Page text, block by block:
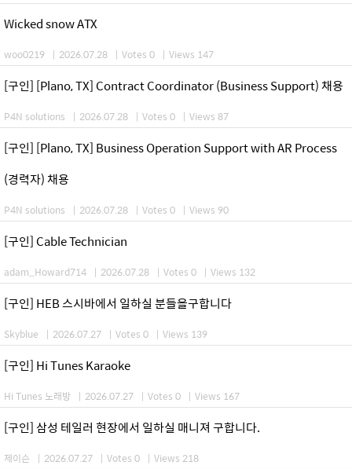
Wicked snow ATX
woo0219 | 2026.07.28 | Votes 0 | Views 147
[구인] [Plano, TX] Contract Coordinator (Business Support) 채용
P4N solutions | 2026.07.28 | Votes 0 | Views 87
[구인] [Plano, TX] Business Operation Support with AR Process
(경력자) 채용
P4N solutions | 2026.07.28 | Votes 0 | Views 90
[구인] Cable Technician
adam_Howard714 | 2026.07.28 | Votes 0 | Views 132
[구인] HEB 스시바에서 일하실 분들을구합니다
Skyblue | 2026.07.27 | Votes 0 | Views 139
[구인] Hi Tunes Karaoke
Hi Tunes 노래방 | 2026.07.27 | Votes 0 | Views 167
[구인] 삼성 테일러 현장에서 일하실 매니져 구합니다.
제이슨 | 2026.07.27 | Votes 0 | Views 218